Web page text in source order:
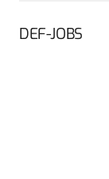
DEF-JOBS